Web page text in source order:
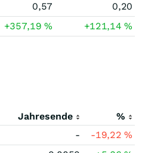
0,57
0,20
+357,19% +121,14%
Jahresende
%
- -19,22%